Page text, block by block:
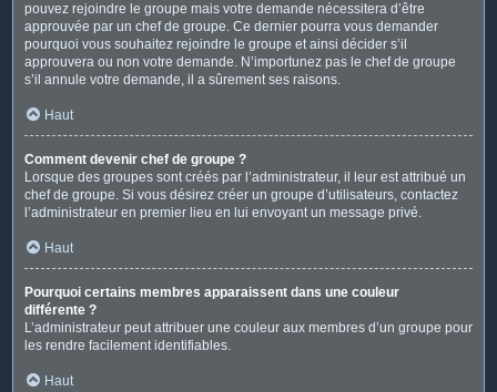
pouvez rejoindre le groupe mais votre demande nécessitera d’être
approuvée par un chef de groupe. Ce dernier pourra vous demander
pourquoi vous souhaitez rejoindre le groupe et ainsi décider s’il
approuvera ou non votre demande. N’importunez pas le chef de groupe
s’il annule votre demande, il a sûrement ses raisons.
Haut
Comment devenir chef de groupe ?
Lorsque des groupes sont créés par l’administrateur, il leur est attribué un
chef de groupe. Si vous désirez créer un groupe d’utilisateurs, contactez
l’administrateur en premier lieu en lui envoyant un message privé.
Haut
Pourquoi certains membres apparaissent dans une couleur
différente ?
L’administrateur peut attribuer une couleur aux membres d’un groupe pour
les rendre facilement identifiables.
Haut